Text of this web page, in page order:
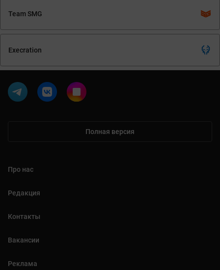
Team SMG
Execration
Полная версия
Про нас
Редакция
Контакты
Вакансии
Реклама